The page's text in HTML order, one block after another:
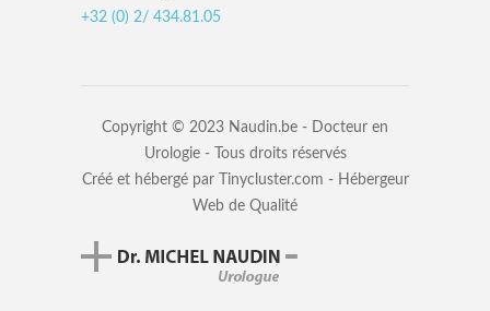
+32 (0) 2/ 434.81.05
Copyright © 2023 Naudin.be - Docteur en
Urologie- Tous droits réservés
Créé et hébergé par
Tinycluster.com - Hébergeur
Web de Qualité